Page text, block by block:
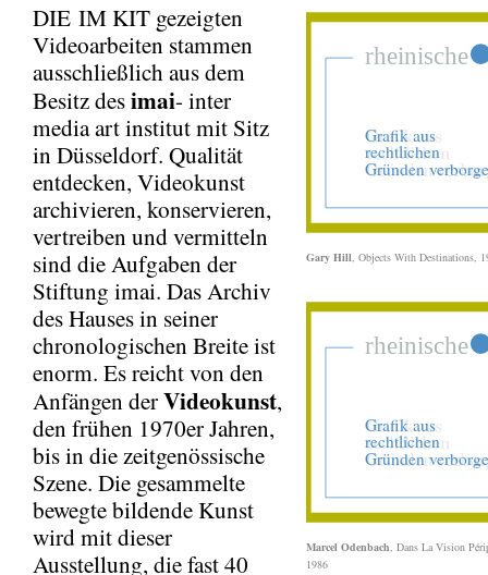
Gary Hill , Objects With Destinations,
Marcel Odenbach , Dans La Vision
1986
DIE IM KIT gezeigten
Videoarbeiten stammen
ausschließlich aus dem
Besitz desimai- inter
media art institut mit Sitz
in Düsseldorf. Qualität
entdecken, Videokunst
archivieren, konservieren,
vertreiben und vermitteln
sind die Aufgaben der
Stiftung imai. Das Archiv
des Hauses in seiner
chronologischen Breite ist
enorm. Es reicht von den
Anfängen derVideokunst,
den frühen 1970er Jahren,
bis in die zeitgenössische
Szene. Die gesammelte
bewegte bildende Kunst
wird mit dieser
Ausstellung, die fast 40